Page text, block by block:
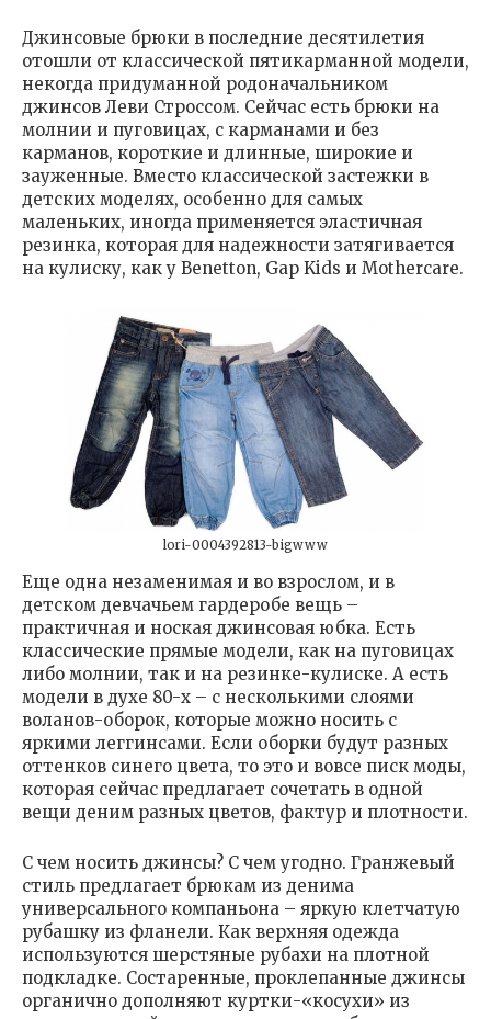
Джинсовые брюки в последние десятилетия
отошли от классической пятикарманной модели,
некогда придуманной родоначальником
джинсов Леви Строссом. Сейчас есть брюки на
молнии и пуговицах, с карманами и без
карманов, короткие и длинные, широкие и
зауженные. Вместо классической застежки в
детских моделях, особенно для самых
маленьких, иногда применяется эластичная
резинка, которая для надежности затягивается
на кулиску, как у Benetton, Gap Kids и Mothercare.
lori-0004392813-bigwww
Еще одна незаменимая и во взрослом, и в
детском девчачьем гардеробе вещь –
практичная и ноская джинсовая юбка. Есть
классические прямые модели, как на пуговицах
либо молнии, так и на резинке-кулиске. А есть
модели в духе 80-х – с несколькими слоями
воланов-оборок, которые можно носить с
яркими леггинсами. Если оборки будут разных
оттенков синего цвета, то это и вовсе писк моды,
которая сейчас предлагает сочетать в одной
вещи деним разных цветов, фактур и плотности.
С чем носить джинсы? С чем угодно. Гранжевый
стиль предлагает брюкам из денима
универсального компаньона – яркую клетчатую
рубашку из фланели. Как верхняя одежда
используются шерстяные рубахи на плотной
подкладке. Состаренные, проклепанные джинсы
органично дополняют куртки-«косухи» из